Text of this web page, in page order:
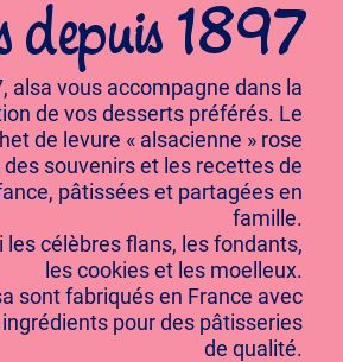
depuis 1897
alsa vous accompagne dans la
de vos desserts préférés. Le
de levure « alsacienne » rose
souvenirs et les recettes de
pâtissées et partagées en
famille.
les célèbres flans, les fondants,
les cookies et les moelleux.
sont fabriqués en France avec
pour des pâtisseries
de qualité.